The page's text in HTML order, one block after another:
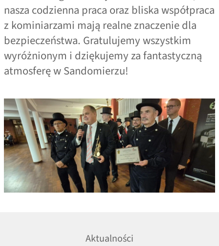
nasza codzienna praca oraz bliska współpraca
z kominiarzami mają realne znaczenie dla
bezpieczeństwa. Gratulujemy wszystkim
wyróżnionym i dziękujemy za fantastyczną
atmosferę w Sandomierzu!
Aktualności